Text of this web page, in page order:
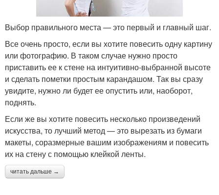
Выбор правильного места — это первый и главный шаг.
Все очень просто, если вы хотите повесить одну картину
или фотографию. В таком случае нужно просто
приставить ее к стене на интуитивно-выбранной высоте
и сделать пометки простым карандашом. Так вы сразу
увидите, нужно ли будет ее опустить или, наоборот,
поднять.
Если же вы хотите повесить несколько произведений
искусства, то лучший метод — это вырезать из бумаги
макеты, соразмерные вашим изображениям и повесить
их на стену с помощью клейкой ленты.
читать дальше →